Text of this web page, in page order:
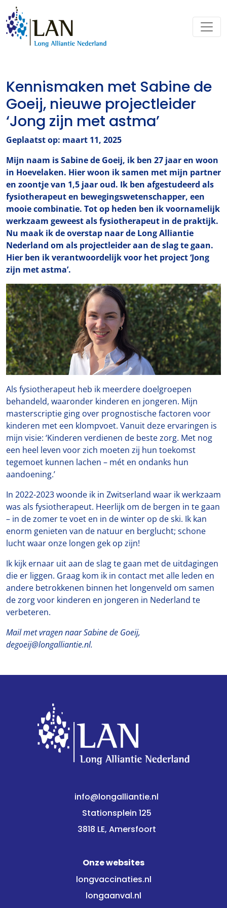
Kennismaken met Sabine de
Goeij, nieuwe projectleider
‘Jong zijn met astma’
Geplaatst op: maart 11, 2025
Mijn naam is Sabine de Goeij, ik ben 27 jaar en woon
in Hoevelaken. Hier woon ik samen met mijn partner
en zoontje van 1,5 jaar oud. Ik ben afgestudeerd als
fysiotherapeut en bewegingswetenschapper, een
mooie combinatie. Tot op heden ben ik voornamelijk
werkzaam geweest als fysiotherapeut in de praktijk.
Nu maak ik de overstap naar de Long Alliantie
Nederland om als projectleider aan de slag te gaan.
Hier ben ik verantwoordelijk voor het project ‘Jong
zijn met astma’.
Als fysiotherapeut heb ik meerdere doelgroepen
behandeld, waaronder kinderen en jongeren. Mijn
masterscriptie ging over prognostische factoren voor
kinderen met een klompvoet. Vanuit deze ervaringen is
mijn visie: ‘Kinderen verdienen de beste zorg. Met nog
een heel leven voor zich moeten zij hun toekomst
tegemoet kunnen lachen – mét en ondanks hun
aandoening.’
In 2022-2023 woonde ik in Zwitserland waar ik werkzaam
was als fysiotherapeut. Heerlijk om de bergen in te gaan
– in de zomer te voet en in de winter op de ski. Ik kan
enorm genieten van de natuur en berglucht; schone
lucht waar onze longen gek op zijn!
Ik kijk ernaar uit aan de slag te gaan met de uitdagingen
die er liggen. Graag kom ik in contact met alle leden en
andere betrokkenen binnen het longenveld om samen
de zorg voor kinderen en jongeren in Nederland te
verbeteren.
Mail met vragen naar Sabine de Goeij,
degoeij@longalliantie.nl.
info@longalliantie.nl
Stationsplein 125
3818 LE, Amersfoort
Onze websites
longvaccinaties.nl
longaanval.nl